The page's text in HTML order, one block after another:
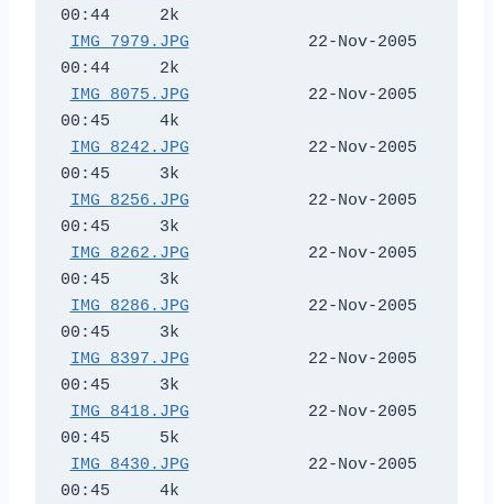
00:44     2k
IMG_7979.JPG
            22-Nov-2005
00:44     2k
IMG_8075.JPG
            22-Nov-2005
00:45     4k
IMG_8242.JPG
            22-Nov-2005
00:45     3k
IMG_8256.JPG
            22-Nov-2005
00:45     3k
IMG_8262.JPG
            22-Nov-2005
00:45     3k
IMG_8286.JPG
            22-Nov-2005
00:45     3k
IMG_8397.JPG
            22-Nov-2005
00:45     3k
IMG_8418.JPG
            22-Nov-2005
00:45     5k
IMG_8430.JPG
            22-Nov-2005
00:45     4k